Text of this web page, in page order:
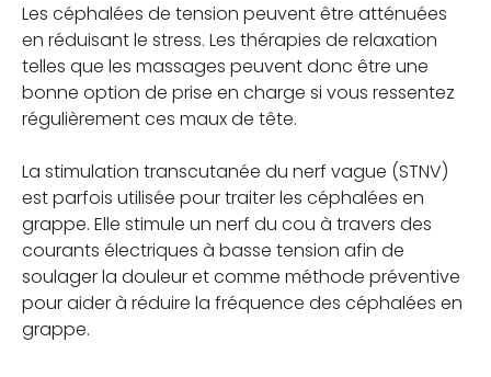
Les céphalées de tension peuvent être atténuées
en réduisant le stress. Les thérapies de relaxation
telles que les massages peuvent donc être une
bonne option de prise en charge si vous ressentez
régulièrement ces maux de tête.
La stimulation transcutanée du nerf vague (STNV)
est parfois utilisée pour traiter les céphalées en
grappe. Elle stimule un nerf du cou à travers des
courants électriques à basse tension afin de
soulager la douleur et comme méthode préventive
pour aider à réduire la fréquence des céphalées en
grappe.